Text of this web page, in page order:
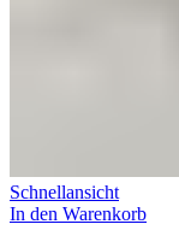
Schnellansicht
In den Warenkorb